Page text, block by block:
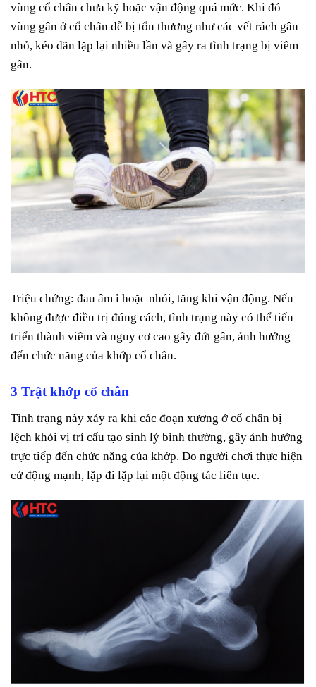
vùng cổ chân chưa kỹ hoặc vận động quá mức. Khi đó
vùng gân ở cổ chân dễ bị tổn thương như các vết rách gân
nhỏ, kéo dãn lặp lại nhiều lần và gây ra tình trạng bị viêm
gân.
Triệu chứng: đau âm ỉ hoặc nhói, tăng khi vận động. Nếu
không được điều trị đúng cách, tình trạng này có thể tiến
triển thành viêm và nguy cơ cao gây đứt gân, ảnh hưởng
đến chức năng của khớp cổ chân.
3 Trật khớp cổ chân
Tình trạng này xảy ra khi các đoạn xương ở cổ chân bị
lệch khỏi vị trí cấu tạo sinh lý bình thường, gây ảnh hưởng
trực tiếp đến chức năng của khớp. Do người chơi thực hiện
cử động mạnh, lặp đi lặp lại một động tác liên tục.